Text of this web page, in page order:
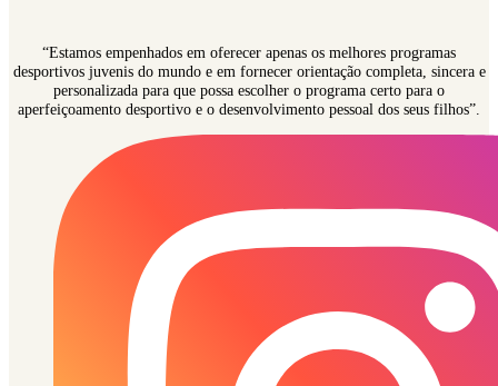
“Estamos empenhados em oferecer apenas os melhores programas
desportivos juvenis do mundo e em fornecer orientação completa, sincera e
personalizada para que possa escolher o programa certo para o
aperfeiçoamento desportivo e o desenvolvimento pessoal dos seus filhos”.